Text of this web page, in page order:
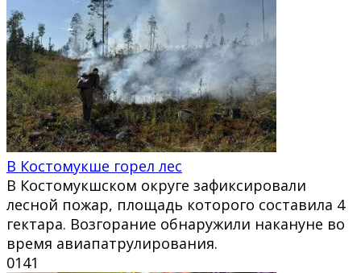
В Костомукше горел лес
В Костомукшском округе зафиксировали
лесной пожар, площадь которого составила 4
гектара. Возгорание обнаружили накануне во
время авиапатрулирования.
0141